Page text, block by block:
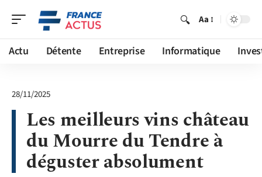
Aa
Actu Détente Entreprise Informatique
28/11/2025
Les meilleurs vins château
du Mourre du Tendre à
déguster absolument